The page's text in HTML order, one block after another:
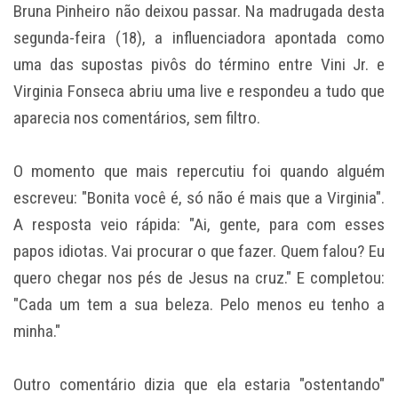
Bruna Pinheiro não deixou passar. Na madrugada desta
segunda-feira (18), a influenciadora apontada como
uma das supostas pivôs do término entre Vini Jr. e
Virginia Fonseca abriu uma live e respondeu a tudo que
aparecia nos comentários, sem filtro.
O momento que mais repercutiu foi quando alguém
escreveu: "Bonita você é, só não é mais que a Virginia".
A resposta veio rápida: "Ai, gente, para com esses
papos idiotas. Vai procurar o que fazer. Quem falou? Eu
quero chegar nos pés de Jesus na cruz." E completou:
"Cada um tem a sua beleza. Pelo menos eu tenho a
minha."
Outro comentário dizia que ela estaria "ostentando"